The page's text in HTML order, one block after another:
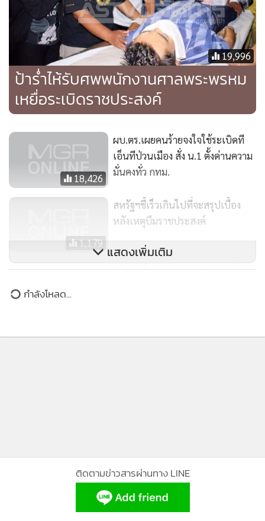
กลุ่มก๊กทางการเมืองต่างๆ ในกรุงเทพฯ
รายงานของรอยเตอร์บอกว่า ก่อนหน้านี้เกิดเหตุระเบิดขนาด
เล็กๆ เป็นบางครั้งบางคราวซึ่งคู่ขัดแย้งทางการเมืองต่างกล่าว
โทษซึ่งก่อนและกัน ขณะที่เมื่อเดือนกุมภาพันธ์ที่ผ่านมา ก็เคย
เกิดเหตุระเบิดในห้างสรรพสินค้าหรูในพื้นที่เดียวกันมาแล้ว แต่
คราวนั้นก่อความเสียหายแค่เล็กน้อย
19,996
ป้าร่ำไห้รับศพพนักงานศาลพระพรหม
เหยื่อระเบิดราชประสงค์
18,426
ผบ.ตร.เผยคนร้ายจงใจใช้ระเบิดที
เอ็นทีป่วนเมือง สั่ง น.1 ตั้งด่านความ
มั่นคงทั่ว กทม.
1,179
สหรัฐฯชี้เร็วเกินไปที่จะสรุปเบื้อง
หลังเหตุบึมราชประสงค์
เที่ยวภูเก็ตกระทบแน่ นักท่องเที่ยว
แสดงเพิ่มเติม
กำลังโหลด...
ติดตามข่าวสารผ่านทาง LINE